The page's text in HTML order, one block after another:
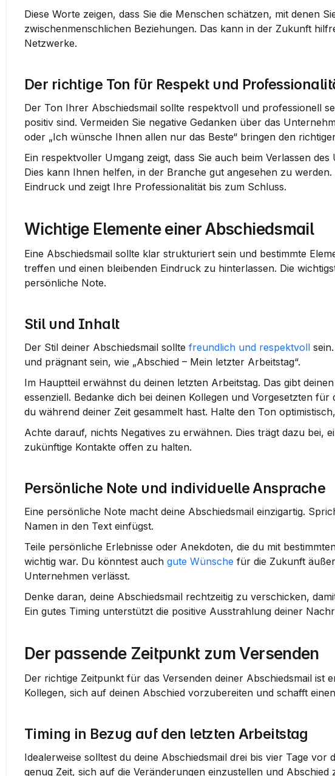
Diese Worte zeigen, dass Sie die Menschen schätzen, mit denen
zwischenmenschlichen Beziehungen. Das kann in der Zukunft
Netzwerke.
Der richtige Ton für Respekt und
Der Ton Ihrer Abschiedsmail sollte respektvoll und professionell
positiv sind. Vermeiden Sie negative Gedanken über das
oder „Ich wünsche Ihnen allen nur das Beste“ bringen den
Ein respektvoller Umgang zeigt, dass Sie auch beim Verlassen
Dies kann Ihnen helfen, in der Branche gut angesehen zu
Eindruck und zeigt Ihre Professionalität bis zum Schluss.
Wichtige Elemente einer Abschiedsmail
Eine Abschiedsmail sollte klar strukturiert sein und bestimmte
treffen und einen bleibenden Eindruck zu hinterlassen. Die
persönliche Note.
Stil und Inhalt
Der Stil deiner Abschiedsmail sollte freundlich und respektvoll
und prägnant sein, wie „Abschied – Mein letzter Arbeitstag“.
Im Hauptteil erwähnst du deinen letzten Arbeitstag. Das gibt
essenziell. Bedanke dich bei deinen Kollegen und Vorgesetzten
du während deiner Zeit gesammelt hast. Halte den Ton
Achte darauf, nichts Negatives zu erwähnen. Dies trägt dazu bei,
zukünftige Kontakte offen zu halten.
Persönliche Note und individuelle Ansprache
Eine persönliche Note macht deine Abschiedsmail einzigartig.
Namen in den Text einfügst.
Teile persönliche Erlebnisse oder Anekdoten, die du mit
wichtig war. Du könntest auch gute Wünsche für die Zukunft
Unternehmen verlässt.
Denke daran, deine Abschiedsmail rechtzeitig zu verschicken,
Ein gutes Timing unterstützt die positive Ausstrahlung deiner
Der passende Zeitpunkt zum Versenden
Der richtige Zeitpunkt für das Versenden deiner Abschiedsmail ist
Kollegen, sich auf deinen Abschied vorzubereiten und schafft einen
Timing in Bezug auf den letzten Arbeitstag
Idealerweise solltest du deine Abschiedsmail drei bis vier Tage
genug Zeit, sich auf die Veränderungen einzustellen und Abschied